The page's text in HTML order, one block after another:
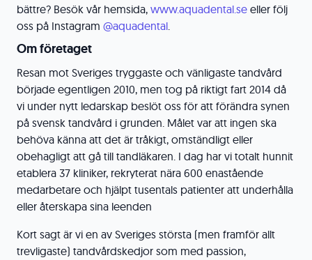
bättre? Besök vår hemsida, www.aquadental.se eller följ
oss på Instagram @aquadental.
Om företaget
Resan mot Sveriges tryggaste och vänligaste tandvård
började egentligen 2010, men tog på riktigt fart 2014 då
vi under nytt ledarskap beslöt oss för att förändra synen
på svensk tandvård i grunden. Målet var att ingen ska
behöva känna att det är tråkigt, omständligt eller
obehagligt att gå till tandläkaren. I dag har vi totalt hunnit
etablera 37 kliniker, rekryterat nära 600 enastående
medarbetare och hjälpt tusentals patienter att underhålla
eller återskapa sina leenden
Kort sagt är vi en av Sveriges största (men framför allt
trevligaste) tandvårdskedjor som med passion,